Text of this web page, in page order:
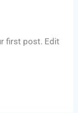
first post. Edit